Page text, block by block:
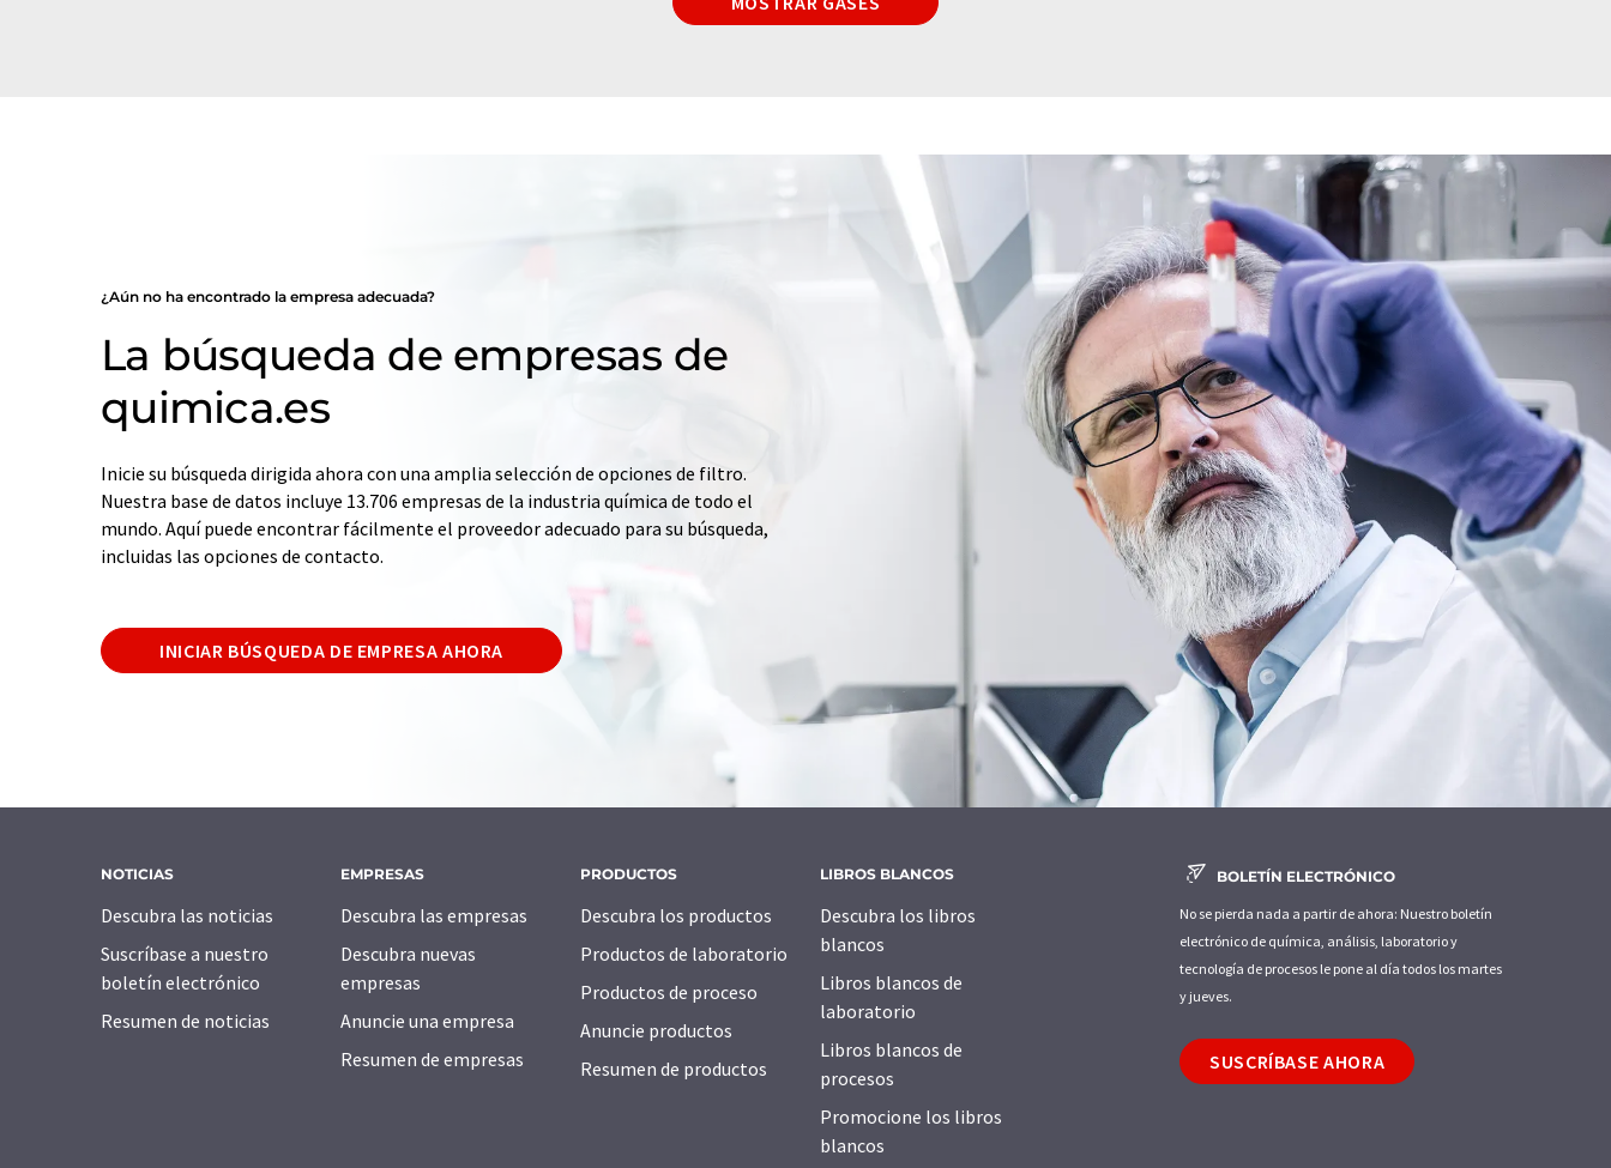
¿Aún no ha encontrado la empresa adecuada?
La búsqueda de empresas de
quimica.es
Inicie su búsqueda dirigida ahora con una amplia selección de opciones de filtro.
Nuestra base de datos incluye 13.706 empresas de la industria química de todo el
mundo. Aquí puede encontrar fácilmente el proveedor adecuado para su búsqueda,
incluidas las opciones de contacto.
INICIAR BÚSQUEDA DE EMPRESA AHORA
NOTICIAS
Descubra las noticias
Suscríbase a nuestro
boletín electrónico
Resumen de noticias
EMPRESAS
Descubra las empresas
Descubra nuevas
empresas
Anuncie una empresa
Resumen de empresas
PRODUCTOS
Descubra los productos
Productos de laboratorio
Productos de proceso
Anuncie productos
Resumen de productos
LIBROS BLANCOS
Descubra los libros
blancos
Libros blancos de
laboratorio
Libros blancos de
procesos
Promocione los libros
blancos
BOLETÍN ELECTRÓNICO
No se pierda nada a partir de ahora: Nuestro boletín
electrónico de química, análisis, laboratorio y
tecnología de procesos le pone al día todos los martes
y jueves.
SUSCRÍBASE AHORA